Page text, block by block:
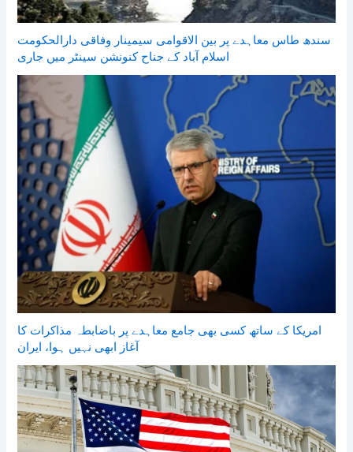
سندھ طاس معاہدے پر بین الاقوامی سیمینار وفاقی دارالحکومت
اسلام آباد کے جناح کنونشن سینٹر میں جاری
امریکا کے ساتھ کسی بھی جامع معاہدے پر باضابطہ مذاکرات کا
آغاز ابھی نہیں ہوا، ایران